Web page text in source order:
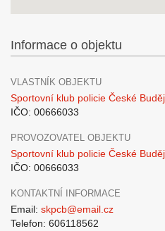
Informace o objektu
VLASTNÍK OBJEKTU
Sportovní klub policie České
IČO: 00666033
PROVOZOVATEL OBJEKTU
Sportovní klub policie České
IČO: 00666033
KONTAKTNÍ INFORMACE
Email: skpcb@email.cz
Telefon: 606118562